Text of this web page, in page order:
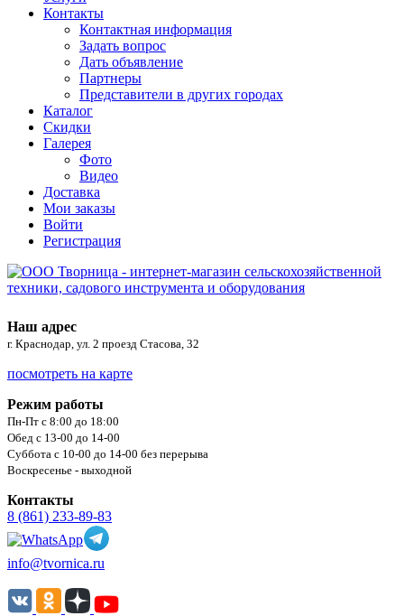
Контакты
Контактная информация
Задать вопрос
Дать объявление
Партнеры
Представители в других городах
Каталог
Скидки
Галерея
Фото
Видео
Доставка
Мои заказы
Войти
Регистрация
Наш адрес
г. Краснодар, ул. 2 проезд Стасова, 32
посмотреть на карте
Режим работы
Пн-Пт с 8:00 до 18:00
Обед с 13-00 до 14-00
Суббота с 10-00 до 14-00 без перерыва
Воскресенье - выходной
Контакты
8 (861) 233-89-83
info@tvornica.ru